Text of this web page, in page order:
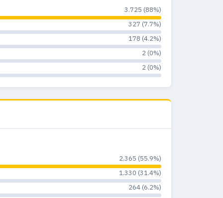
3.725 (88%)
327 (7.7%)
178 (4.2%)
2 (0%)
2 (0%)
2.365 (55.9%)
1.330 (31.4%)
264 (6.2%)